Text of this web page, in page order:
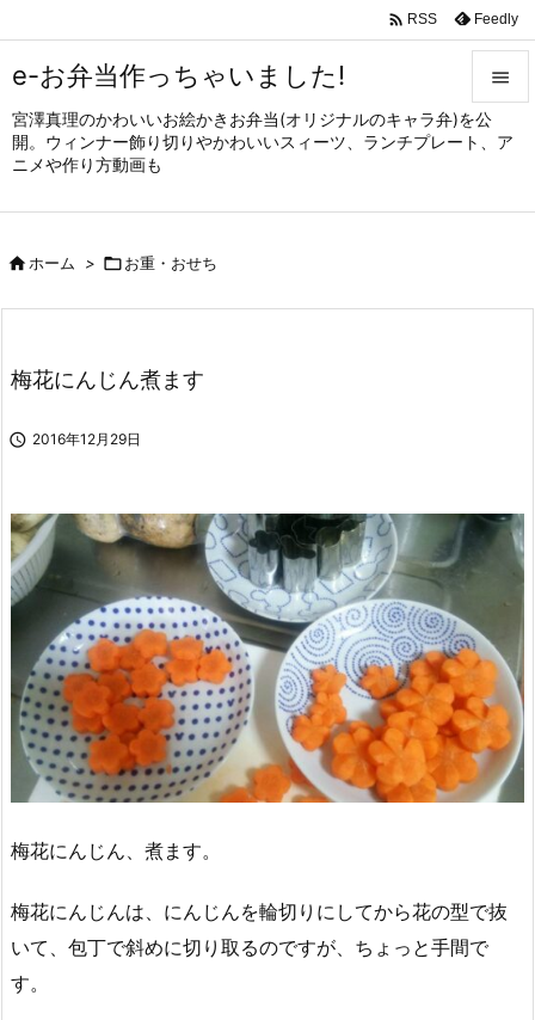
e-お弁当作っちゃいました!
宮澤真理のかわいいお絵かきお弁当(オリジナルのキャラ弁)を公
開。ウィンナー飾り切りやかわいいスィーツ、ランチプレート、ア
ニメや作り方動画も


メニュ
サイド

 RSS Feedly
ホーム > お重・おせち
梅花にんじん煮ます
 2016年12月29日
梅花にんじん、煮ます。
梅花にんじんは、にんじんを輪切りにしてから花の型で抜
いて、包丁で斜めに切り取るのですが、ちょっと手間で
す。